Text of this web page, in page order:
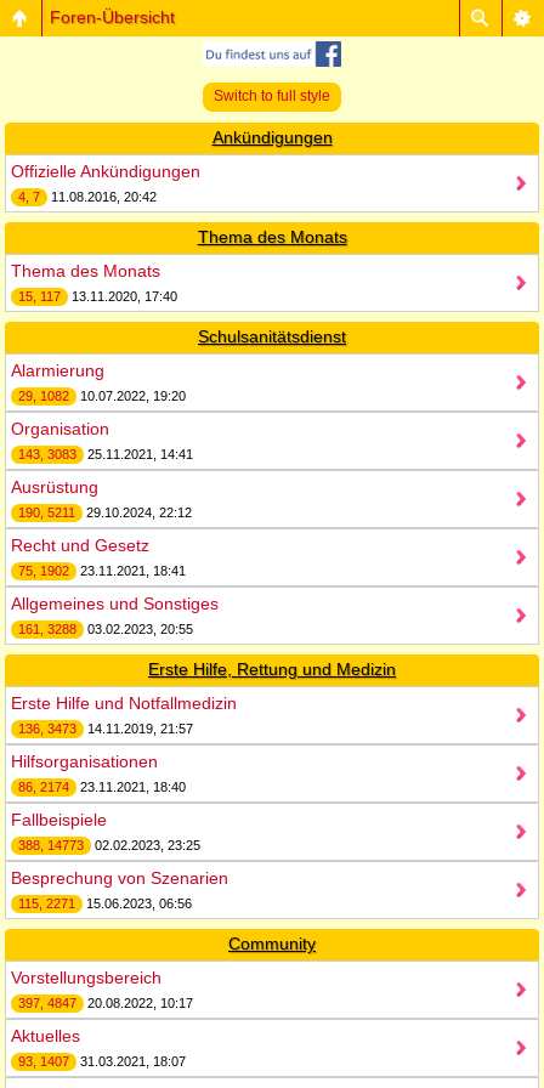
Foren-Übersicht
Switch to full style
Ankündigungen
Offizielle Ankündigungen
4, 7 11.08.2016, 20:42
Thema des Monats
Thema des Monats
15, 117 13.11.2020, 17:40
Schulsanitätsdienst
Alarmierung
29, 1082 10.07.2022, 19:20
Organisation
143, 3083 25.11.2021, 14:41
Ausrüstung
190, 5211 29.10.2024, 22:12
Recht und Gesetz
75, 1902 23.11.2021, 18:41
Allgemeines und Sonstiges
161, 3288 03.02.2023, 20:55
Erste Hilfe, Rettung und Medizin
Erste Hilfe und Notfallmedizin
136, 3473 14.11.2019, 21:57
Hilfsorganisationen
86, 2174 23.11.2021, 18:40
Fallbeispiele
388, 14773 02.02.2023, 23:25
Besprechung von Szenarien
115, 2271 15.06.2023, 06:56
Community
Vorstellungsbereich
397, 4847 20.08.2022, 10:17
Aktuelles
93, 1407 31.03.2021, 18:07